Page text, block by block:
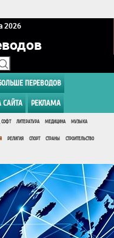
2026
ПЕРЕВОДОВ
САЙТА РЕКЛАМА
СОФТ ЛИТЕРАТУРА МЕДИЦИНА МУЗЫКА
РЕЛИГИЯ СПОРТ СТРАНЫ СТРОИТЕЛЬСТВО